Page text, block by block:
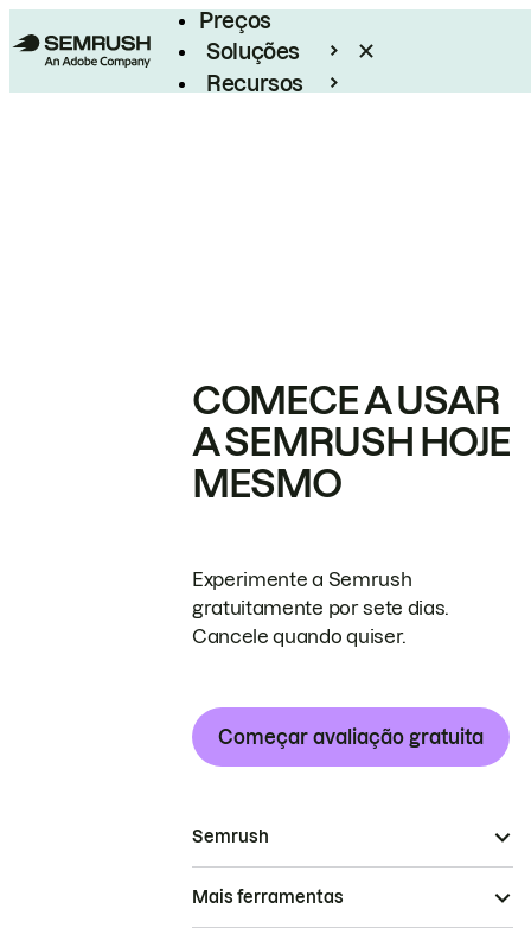
Preços
Soluções
Recursos
COMECE A USAR
A SEMRUSH HOJE
MESMO
Experimente a Semrush
gratuitamente por sete dias.
Cancele quando quiser.
Começar avaliação gratuita
Semrush
Mais ferramentas